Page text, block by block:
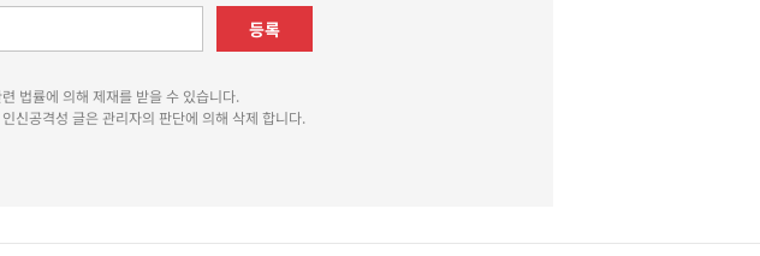
등록
법률에 의해 제재를 받을 수 있습니다.
신공격성 글은 관리자의 판단에 의해 삭제 합니다.